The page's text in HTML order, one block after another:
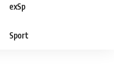
exSp
Sport